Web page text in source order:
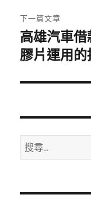
章:
下一篇文章
下
一
文
高雄汽車
膠片運用的
搜
尋
鍵